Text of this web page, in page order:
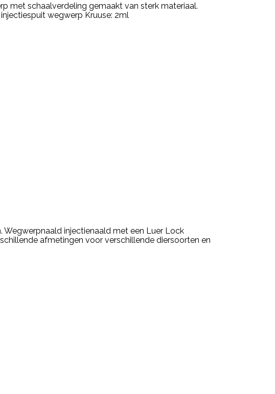
met schaalverdeling gemaakt van sterk materiaal.
wegwerp Kruuse: 2ml
injectienaald met een Luer Lock
afmetingen voor verschillende diersoorten en